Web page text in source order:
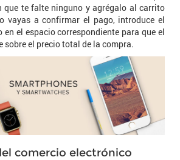
que te falte ninguno y agrégalo al carrito
vayas a confirmar el pago, introduce el
el espacio correspondiente para que el
sobre el precio total de la compra.
comercio electrónico